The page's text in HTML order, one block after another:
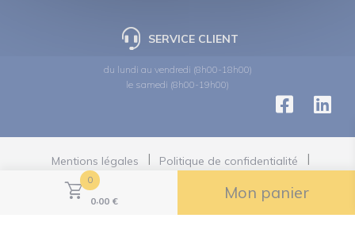
0
0,00 € Mon panier
SERVICE CLIENT
du lundi au vendredi (8h00-18h00)
le samedi (8h00-19h00)
Mentions légales
Politique de confidentialité
Politiques des cookies
Conditions Générales de Vente
Gestion des cookies